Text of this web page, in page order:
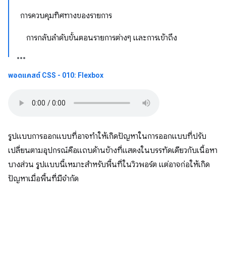
การควบคุมทิศทางของรายการ
การกลับลำดับขั้นตอนรายการต่างๆ และการเข้าถึง
พอดแคสต์ CSS - 010: Flexbox
รูปแบบการออกแบบที่อาจทำให้เกิดปัญหาในการออกแบบที่ปรับ
เปลี่ยนตามอุปกรณ์คือแถบด้านข้างที่แสดงในบรรทัดเดียวกับเนื้อหา
บางส่วน รูปแบบนี้เหมาะสําหรับพื้นที่ในวิวพอร์ต แต่อาจก่อให้เกิด
ปัญหาเมื่อพื้นที่มีจำกัด